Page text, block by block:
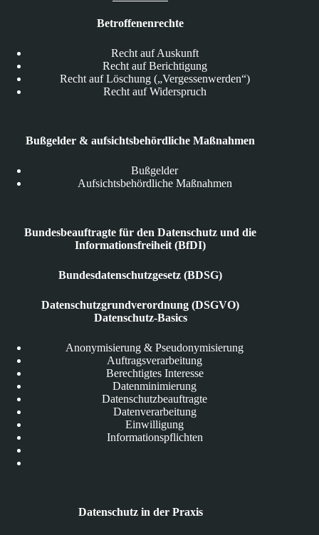
Betroffenenrechte
Recht auf Auskunft
Recht auf Berichtigung
Recht auf Löschung („Vergessenwerden“)
Recht auf Widerspruch
Bußgelder & aufsichtsbehördliche Maßnahmen
Bußgelder
Aufsichtsbehördliche Maßnahmen
Bundesbeauftragte für den Datenschutz und die
Informationsfreiheit (BfDI)
Bundesdatenschutzgesetz (BDSG)
Datenschutzgrundverordnung (DSGVO)
Datenschutz-Basics
Anonymisierung & Pseudonymisierung
Auftragsverarbeitung
Berechtigtes Interesse
Datenminimierung
Datenschutzbeauftragte
Datenverarbeitung
Einwilligung
Informationspflichten
Datenschutz in der Praxis